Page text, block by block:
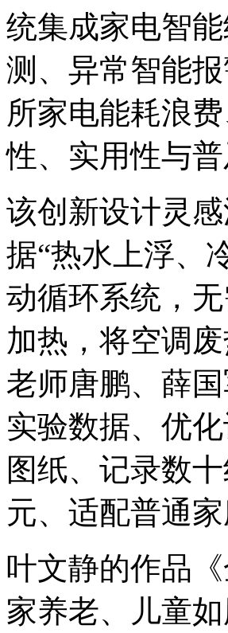
统集成家电智
测、异常智能
所家电能耗浪
性、实用性与普
该创新设计灵
据“热水上浮、
动循环系统，
加热，将空调
老师唐鹏、薛
实验数据、优
图纸、记录数
元、适配普通
叶文静的作品
家养老、儿童